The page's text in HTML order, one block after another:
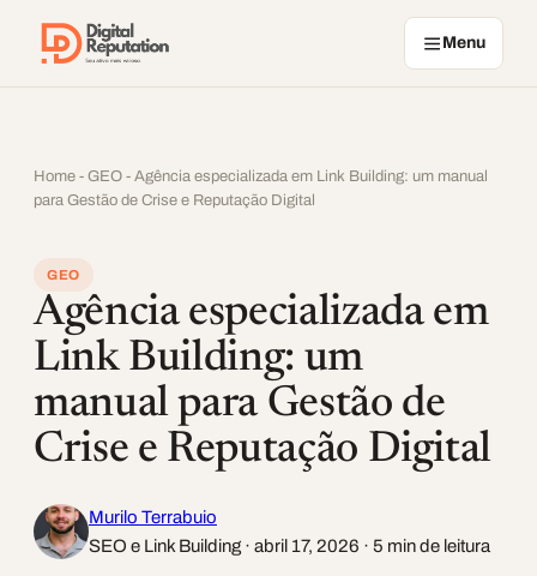
Menu
Home - GEO - Agência especializada em Link Building: um manual
para Gestão de Crise e Reputação Digital
GEO
Agência especializada em
Link Building: um
manual para Gestão de
Crise e Reputação Digital
Murilo Terrabuio
SEO e Link Building · abril 17, 2026 · 5 min de leitura